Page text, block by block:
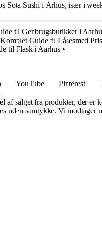
Sota Sushi i Århus, især i
til Genbrugsbutikker i
Guide til Låsesmed
til Flask i Aarhus •
YouTube Pinterest
salget fra produkter, der er
uden samtykke. Vi